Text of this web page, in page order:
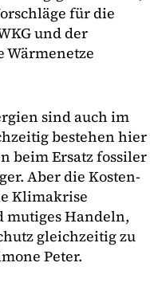
für die
und der
sind auch im
bestehen hier
beim Ersatz fossiler
Aber die Kosten-
Klimakrise
mutiges Handeln,
gleichzeitig zu
Peter.